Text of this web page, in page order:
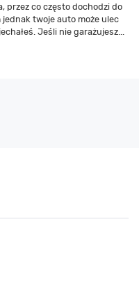
przez co często dochodzi do
twoje auto może ulec
Jeśli nie garażujesz...